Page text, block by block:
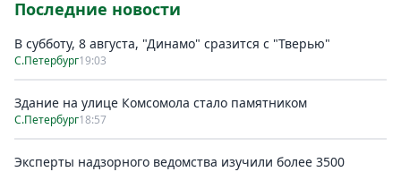
Последние новости
В субботу, 8 августа, "Динамо" сразится с "Тверью"
С.Петербург19:03
Здание на улице Комсомола стало памятником
С.Петербург18:57
Эксперты надзорного ведомства изучили более 3500